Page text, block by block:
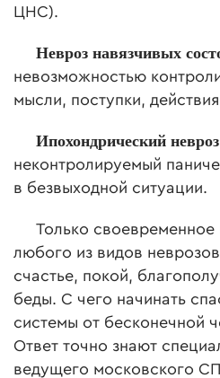
ЦНС).
Невроз навязчивых
невозможностью
мысли, поступки,
Ипохондрический невроз
неконтролируемый
в безвыходной ситуации.
Только своевременное
любого из видов
счастье, покой,
беды. С чего начинать
системы от бесконечной
Ответ точно знают
ведущего московского